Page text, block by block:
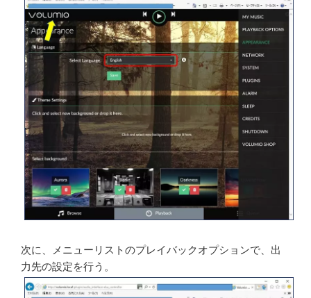
次に、メニューリストのプレイバックオプションで、出
力先の設定を行う。